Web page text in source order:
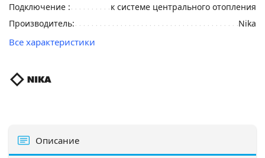
Подключение :
к системе центрального отопления
Производитель:
Nika
Все характеристики
Описание